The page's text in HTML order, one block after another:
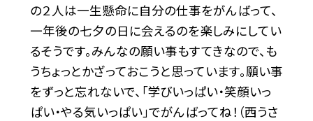
の２人は一生懸命に自分の仕事をがんばって、
一年後の七夕の日に会えるのを楽しみにしてい
るそうです。みんなの願い事もすてきなので、も
うちょっとかざっておこうと思っています。願い事
をずっと忘れないで、「学びいっぱい・笑顔いっ
ぱい・やる気いっぱい」でがんばってね！（西うさ